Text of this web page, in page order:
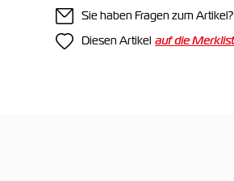
Sie haben Fragen zum Artikel?
Diesen Artikel